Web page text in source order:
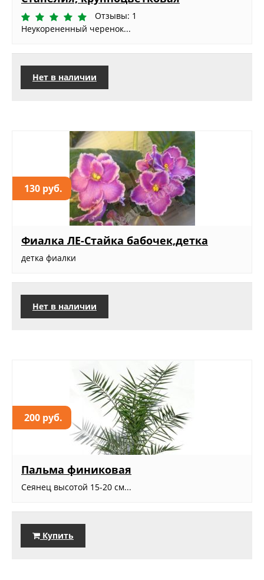
Отзывы: 1
Неукорененный черенок...
Нет в наличии
130 руб.
Фиалка ЛЕ-Стайка бабочек,детка
детка фиалки
Нет в наличии
200 руб.
Пальма финиковая
Сеянец высотой 15-20 см...
Купить